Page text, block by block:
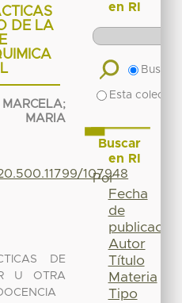
DE LA
;
MARIA
107948
DE
U OTRA
en RI
Buscar
Esta
Buscar
en RI
Por
Fecha
de
publicación
Autor
Título
Materia
Tipo